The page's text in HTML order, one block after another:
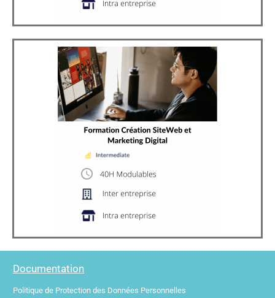
Documentation
Politique de Protection des Données Personnelles